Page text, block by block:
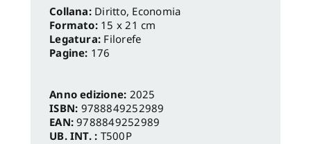
Diritto, Economia
Formato: 15 x 21 cm
Legatura: Filorefe
Pagine: 176
Anno edizione: 2025
ISBN: 9788849252989
EAN:9788849252989
UB. INT. : T500P